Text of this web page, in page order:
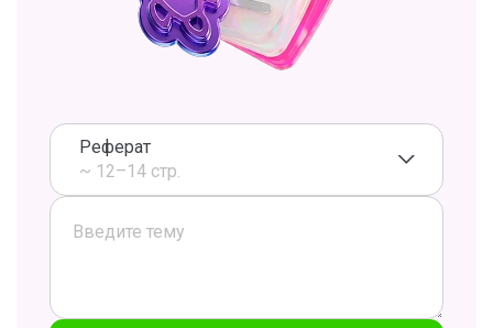
Реферат
~ 12–14 стр.